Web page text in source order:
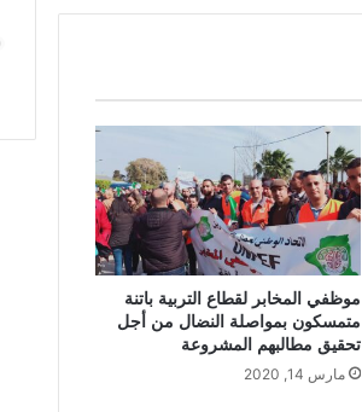
موظفي المخابر لقطاع التربية باتنة
متمسكون بمواصلة النضال من أجل
تحقيق مطالبهم المشروعة
مارس 14, 2020